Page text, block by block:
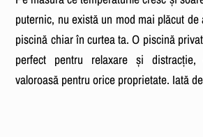
puternic, nu există un mod mai plăcut
piscină chiar în curtea ta. O piscină
perfect pentru relaxare și
valoroasă pentru orice proprietate. Iată